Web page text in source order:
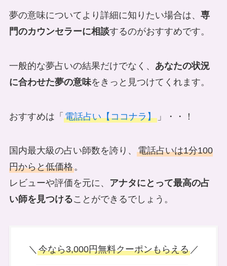
夢の意味についてより詳細に知りたい場合は、 専
門のカウンセラーに相談するのがおすすめです。
一般的な夢占いの結果だけでなく、 あなたの状況
に合わせた夢の意味をきっと見つけてくれます。
おすすめは「 電話占い【ココナラ】」・・！
国内最大級の占い師数を誇り、 電話占いは1分100
円からと低価格。
レビューや評価を元に、 アナタにとって最高の占
い師を見つけることができるでしょう。
＼ 今なら3,000円無料クーポンもらえる／